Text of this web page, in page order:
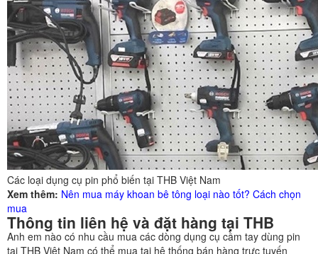
Các loại dụng cụ pin phổ biến tại THB Việt Nam
Xem thêm: Nên mua máy khoan bê tông loại nào tốt? Cách chọn
mua
Thông tin liên hệ và đặt hàng tại THB
Anh em nào có nhu cầu mua các dòng dụng cụ cầm tay dùng pin
tại THB Việt Nam có thể mua tại hệ thống bán hàng trực tuyến